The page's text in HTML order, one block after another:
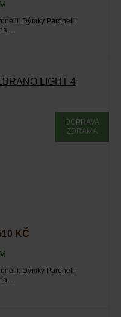
Dýmky Paronelli
LIGHT 4
DOPRAVA
ZDRAMA
KČ
Dýmky Paronelli